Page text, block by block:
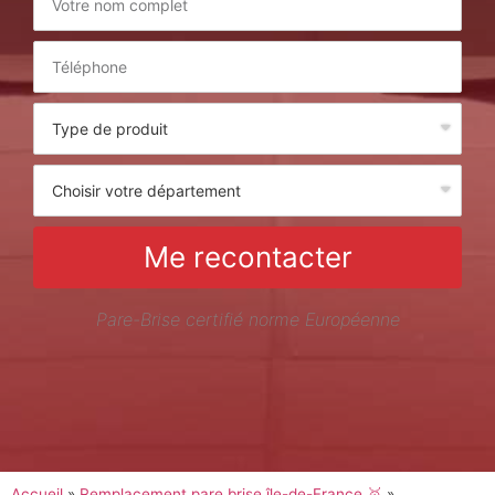
Me recontacter
Pare-Brise certifié norme Européenne